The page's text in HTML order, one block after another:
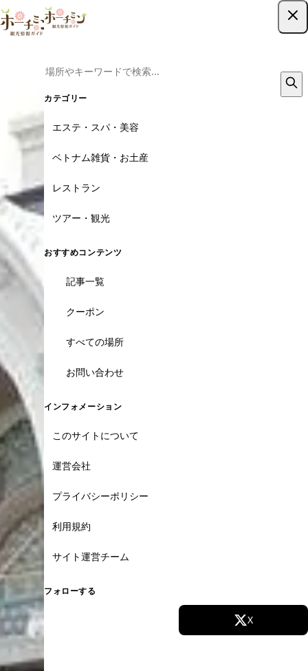
カテゴリー
エステ・スパ・美容
ベトナム雑貨・お土産
レストラン
ツアー・観光
おすすめコンテンツ
記事一覧
クーポン
すべての場所
お問い合わせ
インフォメーション
このサイトについて
運営会社
プライバシーポリシー
利用規約
サイト運営チーム
フォローする
X